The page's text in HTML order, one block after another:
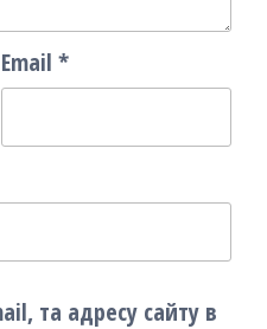
Email *
та адресу сайту в